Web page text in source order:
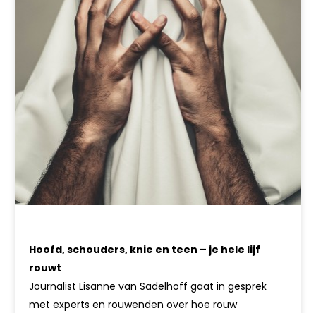
Hoofd, schouders, knie en teen – je hele lijf
rouwt
Journalist Lisanne van Sadelhoff gaat in gesprek
met experts en rouwenden over hoe rouw